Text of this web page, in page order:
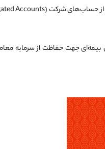
جهت حفاظت از سرمایه